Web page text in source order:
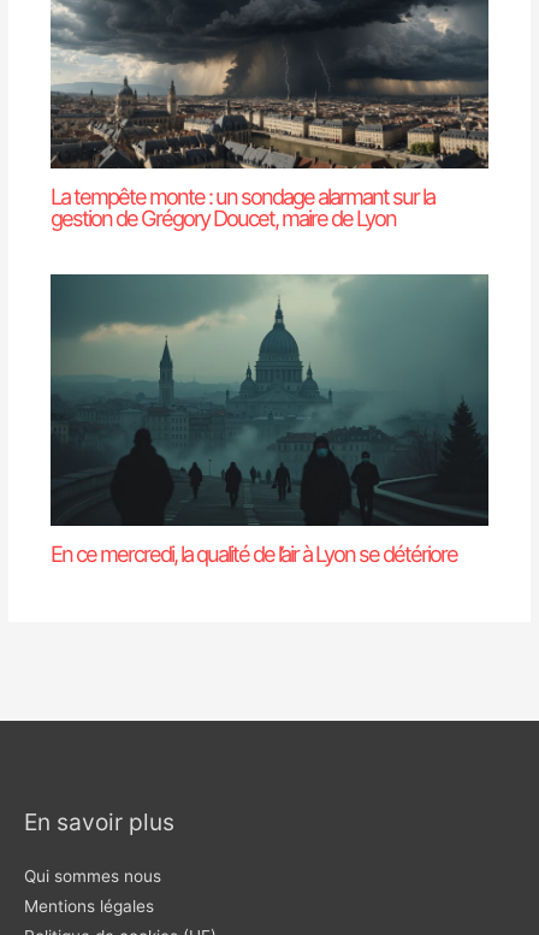
La tempête monte : un sondage alarmant sur la
gestion de Grégory Doucet, maire de Lyon
En ce mercredi, la qualité de l’air à Lyon se détériore
En savoir plus
Qui sommes nous
Mentions légales